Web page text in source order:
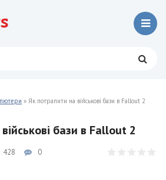
» Як потрапити на військові бази в Fallout 2
бази в Fallout 2
428 0